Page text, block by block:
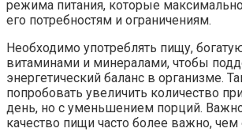
режима питания, которые
его потребностям и ограничениям.
Необходимо употреблять пищу,
витаминами и минералами, чтобы
энергетический баланс в организме.
попробовать увеличить количество
день, но с уменьшением порций.
качество пищи часто более важно, чем